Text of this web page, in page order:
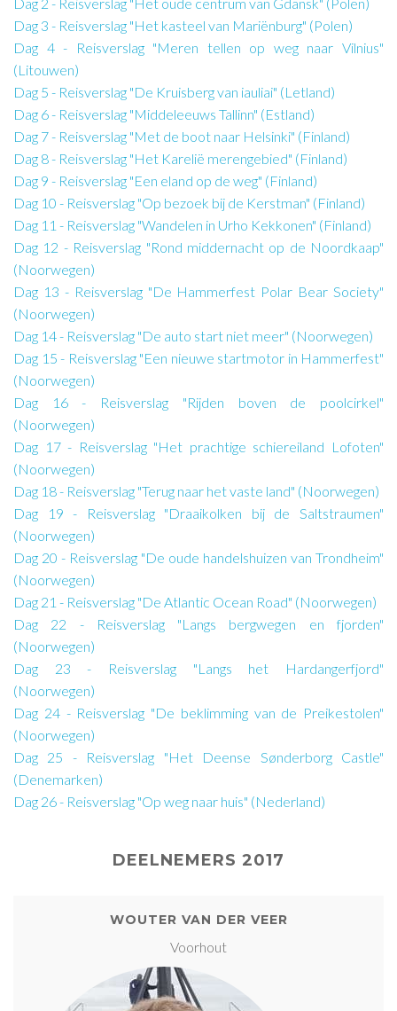
Dag 3 - Reisverslag "Het kasteel van Mariënburg" (Polen)
Dag 4 - Reisverslag "Meren tellen op weg naar Vilnius"
(Litouwen)
Dag 5 - Reisverslag "De Kruisberg van iauliai" (Letland)
Dag 6 - Reisverslag "Middeleeuws Tallinn" (Estland)
Dag 7 - Reisverslag "Met de boot naar Helsinki" (Finland)
Dag 8 - Reisverslag "Het Karelië merengebied" (Finland)
Dag 9 - Reisverslag "Een eland op de weg" (Finland)
Dag 10 - Reisverslag "Op bezoek bij de Kerstman" (Finland)
Dag 11 - Reisverslag "Wandelen in Urho Kekkonen" (Finland)
Dag 12 - Reisverslag "Rond middernacht op de Noordkaap"
(Noorwegen)
Dag 13 - Reisverslag "De Hammerfest Polar Bear Society"
(Noorwegen)
Dag 14 - Reisverslag "De auto start niet meer" (Noorwegen)
Dag 15 - Reisverslag "Een nieuwe startmotor in Hammerfest"
(Noorwegen)
Dag 16 - Reisverslag "Rijden boven de poolcirkel"
(Noorwegen)
Dag 17 - Reisverslag "Het prachtige schiereiland Lofoten"
(Noorwegen)
Dag 18 - Reisverslag "Terug naar het vaste land" (Noorwegen)
Dag 19 - Reisverslag "Draaikolken bij de Saltstraumen"
(Noorwegen)
Dag 20 - Reisverslag "De oude handelshuizen van Trondheim"
(Noorwegen)
Dag 21 - Reisverslag "De Atlantic Ocean Road" (Noorwegen)
Dag 22 - Reisverslag "Langs bergwegen en fjorden"
(Noorwegen)
Dag 23 - Reisverslag "Langs het Hardangerfjord"
(Noorwegen)
Dag 24 - Reisverslag "De beklimming van de Preikestolen"
(Noorwegen)
Dag 25 - Reisverslag "Het Deense Sønderborg Castle"
(Denemarken)
Dag 26 - Reisverslag "Op weg naar huis" (Nederland)
DEELNEMERS 2017
WOUTER VAN DER VEER
Voorhout